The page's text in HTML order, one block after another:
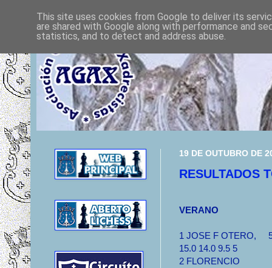
19 DE OUTUBRO DE
RESULTADOS
VERANO
1 JOSE F OTERO,
15.0 14.0 9.5 5
2 FLORENCIO
This site uses cookies from Google to deliver its
are shared with Google along with performance and
statistics, and to detect and address abuse.